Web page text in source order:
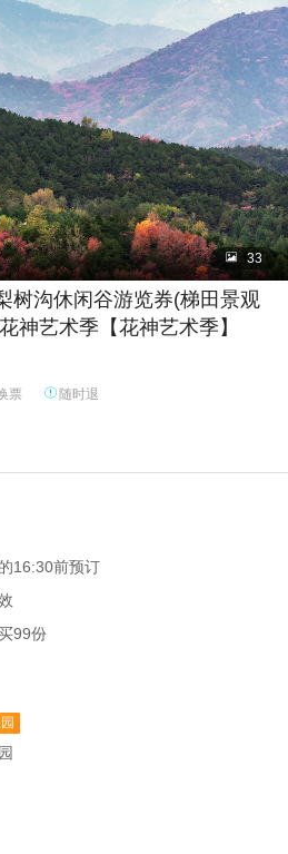
 33
树沟休闲谷游览券(梯田景观
神艺术季【花神艺术季】
票 随时退
16:30前预订
99份